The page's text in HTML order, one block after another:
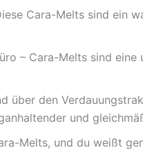
Cara-Melts sind ein
– Cara-Melts sind
über den
und
Melts, und du weißt